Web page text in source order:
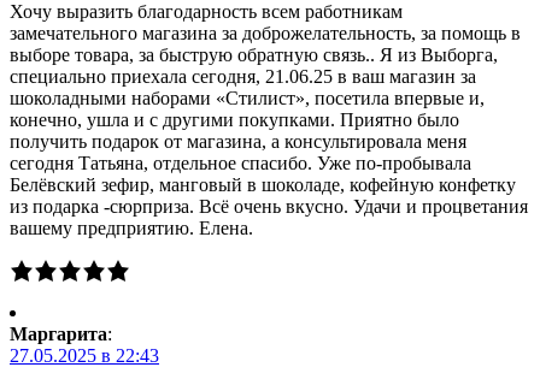
Хочу выразить благодарность всем работникам
замечательного магазина за доброжелательность, за помощь в
выборе товара, за быструю обратную связь.. Я из Выборга,
специально приехала сегодня, 21.06.25 в ваш магазин за
шоколадными наборами «Стилист», посетила впервые и,
конечно, ушла и с другими покупками. Приятно было
получить подарок от магазина, а консультировала меня
сегодня Татьяна, отдельное спасибо. Уже по-пробывала
Белёвский зефир, манговый в шоколаде, кофейную конфетку
из подарка -сюрприза. Всё очень вкусно. Удачи и процветания
вашему предприятию. Елена.
Маргарита:
27.05.2025 в 22:43